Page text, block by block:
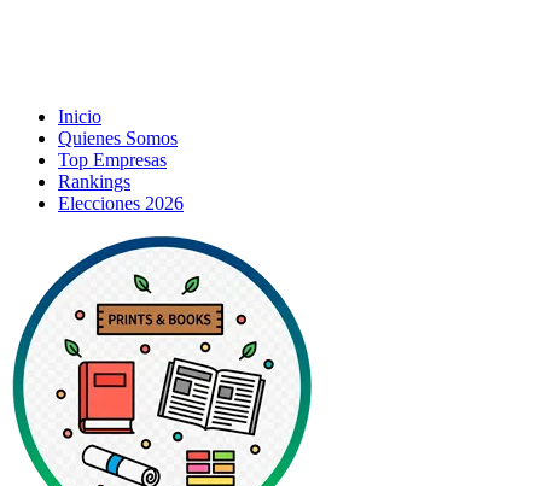
Inicio
Quienes Somos
Top Empresas
Rankings
Elecciones 2026